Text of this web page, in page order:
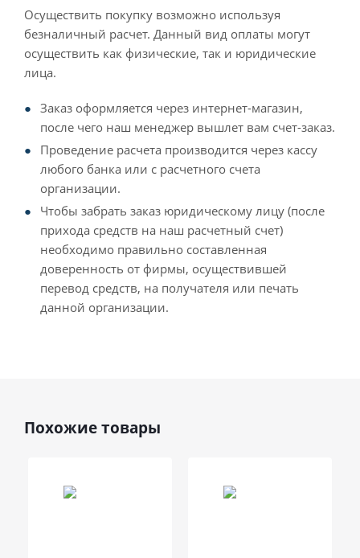
Осуществить покупку возможно используя
безналичный расчет. Данный вид оплаты могут
осуществить как физические, так и юридические
лица.
Заказ оформляется через интернет-магазин,
после чего наш менеджер вышлет вам счет-заказ.
Проведение расчета производится через кассу
любого банка или с расчетного счета
организации.
Чтобы забрать заказ юридическому лицу (после
прихода средств на наш расчетный счет)
необходимо правильно составленная
доверенность от фирмы, осуществившей
перевод средств, на получателя или печать
данной организации.
Похожие товары